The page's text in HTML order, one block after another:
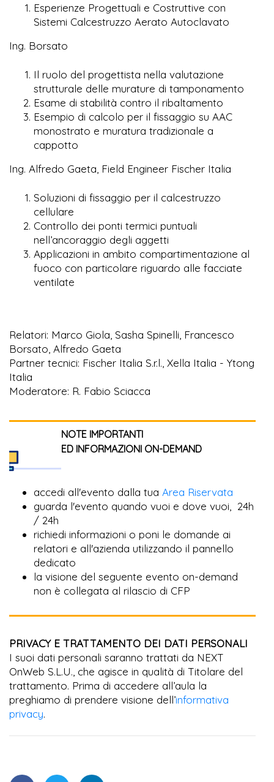
Esperienze Progettuali e Costruttive con
Sistemi Calcestruzzo Aerato Autoclavato
Ing. Borsato
Il ruolo del progettista nella valutazione
strutturale delle murature di tamponamento
Esame di stabilità contro il ribaltamento
Esempio di calcolo per il fissaggio su AAC
monostrato e muratura tradizionale a
cappotto
Ing. Alfredo Gaeta, Field Engineer Fischer Italia
Soluzioni di fissaggio per il calcestruzzo
cellulare
Controllo dei ponti termici puntuali
nell’ancoraggio degli aggetti
Applicazioni in ambito compartimentazione al
fuoco con particolare riguardo alle facciate
ventilate
Relatori: Marco Giola, Sasha Spinelli, Francesco
Borsato, Alfredo Gaeta
Partner tecnici: Fischer Italia S.r.l., Xella Italia - Ytong
Italia
Moderatore: R. Fabio Sciacca
NOTE IMPORTANTI
ED INFORMAZIONI ON-DEMAND
accedi all'evento dalla tua Area Riservata
guarda l'evento quando vuoi e dove vuoi, 24h
/ 24h
richiedi informazioni o poni le domande ai
relatori e all'azienda utilizzando il pannello
dedicato
la visione del seguente evento on-demand
non è collegata al rilascio di CFP
PRIVACY E TRATTAMENTO DEI DATI PERSONALI
I suoi dati personali saranno trattati da NEXT
OnWeb S.L.U., che agisce in qualità di Titolare del
trattamento. Prima di accedere all’aula la
preghiamo di prendere visione dell’informativa
privacy.